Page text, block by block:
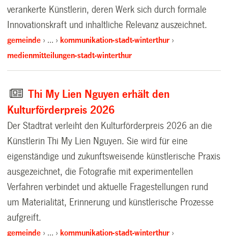
verankerte Künstlerin, deren Werk sich durch formale
Innovationskraft und inhaltliche Relevanz auszeichnet.
gemeinde …
kommunikation-stadt-winterthur
medienmitteilungen-stadt-winterthur
Thi My Lien Nguyen erhält den
Kulturförderpreis 2026
Der Stadtrat verleiht den Kulturförderpreis 2026 an die
Künstlerin Thi My Lien Nguyen. Sie wird für eine
eigenständige und zukunftsweisende künstlerische Praxis
ausgezeichnet, die Fotografie mit experimentellen
Verfahren verbindet und aktuelle Fragestellungen rund
um Materialität, Erinnerung und künstlerische Prozesse
aufgreift.
gemeinde … kommunikation-stadt-winterthur